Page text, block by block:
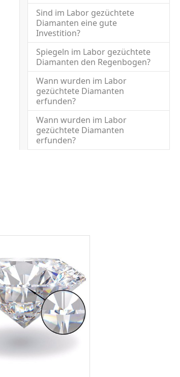
Sind im Labor gezüchtete
Diamanten eine gute
Investition?
Spiegeln im Labor gezüchtete
Diamanten den Regenbogen?
Wann wurden im Labor
gezüchtete Diamanten
erfunden?
Wann wurden im Labor
gezüchtete Diamanten
erfunden?